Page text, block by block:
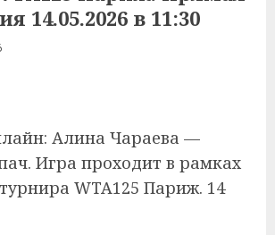
14.05.2026 в 11:30
Алина Чараева —
Игра проходит в рамках
WTA125 Париж. 14